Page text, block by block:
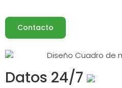
Contacto
Datos 24/7